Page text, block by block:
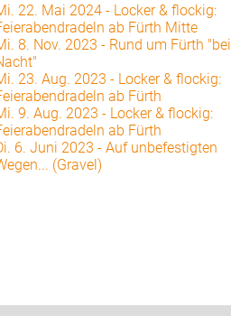
22. Mai 2024 - Locker & flockig:
ab Fürth Mitte
8. Nov. 2023 - Rund um Fürth "bei
23. Aug. 2023 - Locker & flockig:
ab Fürth
9. Aug. 2023 - Locker & flockig:
ab Fürth
6. Juni 2023 - Auf unbefestigten
(Gravel)